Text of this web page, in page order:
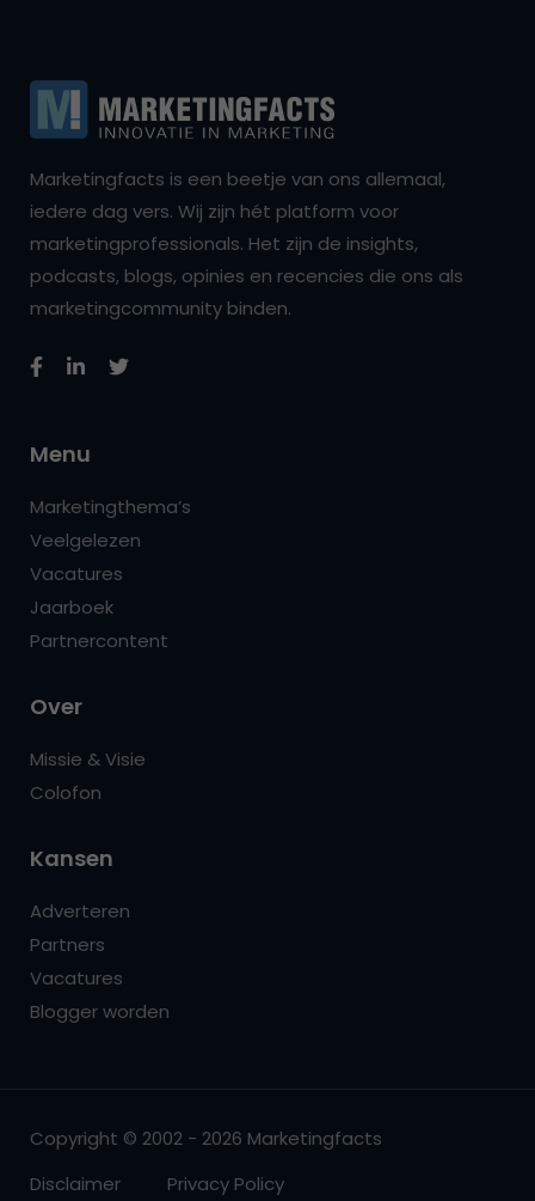
Marketingfacts is een beetje van ons allemaal,
iedere dag vers. Wij zijn hét platform voor
marketingprofessionals. Het zijn de insights,
podcasts, blogs, opinies en recencies die ons als
marketingcommunity binden.
Menu
Marketingthema’s
Veelgelezen
Vacatures
Jaarboek
Partnercontent
Over
Missie & Visie
Colofon
Kansen
Adverteren
Partners
Vacatures
Blogger worden
Copyright © 2002 - 2026 Marketingfacts
Disclaimer
Privacy Policy